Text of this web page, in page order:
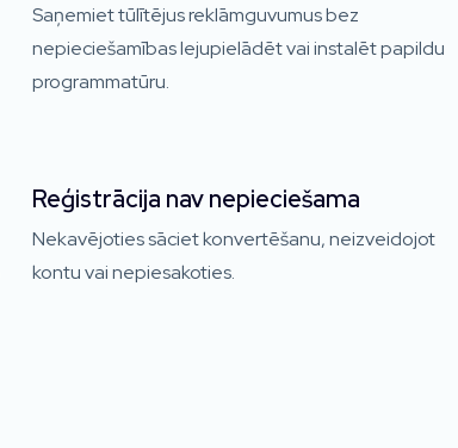
Saņemiet tūlītējus reklāmguvumus bez
nepieciešamības lejupielādēt vai instalēt papildu
programmatūru.
Reģistrācija nav nepieciešama
Nekavējoties sāciet konvertēšanu, neizveidojot
kontu vai nepiesakoties.